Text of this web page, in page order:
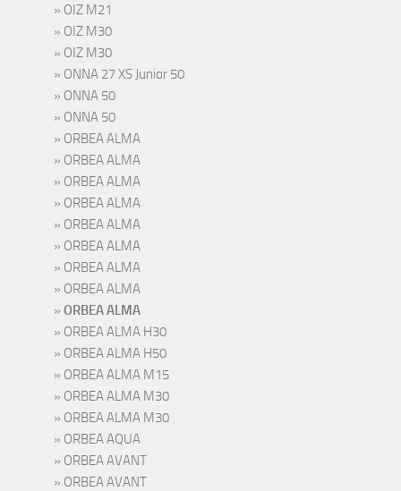
OIZ M21
OIZ M30
OIZ M30
ONNA 27 XS Junior 50
ONNA 50
ONNA 50
ORBEA ALMA
ORBEA ALMA
ORBEA ALMA
ORBEA ALMA
ORBEA ALMA
ORBEA ALMA
ORBEA ALMA
ORBEA ALMA
ORBEA ALMA
ORBEA ALMA H30
ORBEA ALMA H50
ORBEA ALMA M15
ORBEA ALMA M30
ORBEA ALMA M30
ORBEA AQUA
ORBEA AVANT
ORBEA AVANT